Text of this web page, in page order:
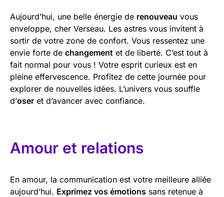
Aujourd’hui, une belle énergie de renouveau vous
enveloppe, cher Verseau. Les astres vous invitent à
sortir de votre zone de confort. Vous ressentez une
envie forte de changement et de liberté. C’est tout à
fait normal pour vous ! Votre esprit curieux est en
pleine effervescence. Profitez de cette journée pour
explorer de nouvelles idées. L’univers vous souffle
d’oser et d’avancer avec confiance.
Amour et relations
En amour, la communication est votre meilleure alliée
aujourd’hui. Exprimez vos émotions sans retenue à